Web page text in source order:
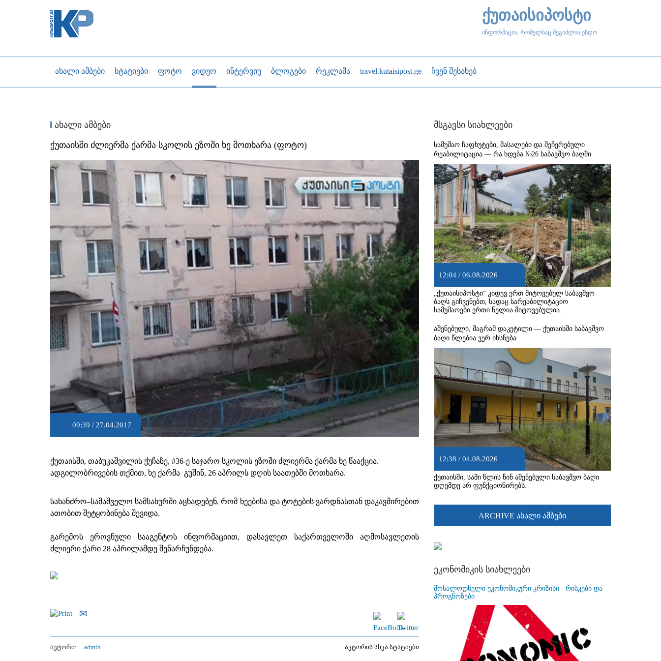
ქუთაისიპოსტი
ინფორმაცია, რომელსაც შეგიძლია ენდო
ახალი ამბები სტატიები ფოტო ვიდეო ინტერვიუ ბლოგები რეკლამა travel.kutaisipost.ge ჩვენ შესახებ
ახალი ამბები
ქუთაისში ძლიერმა ქარმა სკოლის ეზოში ხე მოთხარა (ფოტო)
09:39 / 27.04.2017
ქუთაისში, თაბუკაშვილის ქუჩაზე, #36-ე საჯარო სკოლის ეზოში ძლიერმა ქარმა ხე წააქცია.
ადგილობრივების თქმით, ხე ქარმა გუშინ, 26 აპრილს დღის საათებში მოთხარა.
სახანძრო–სამაშველო სამსახურში აცხადებენ, რომ ხეებისა და ტოტების ვარდნასთან დაკავშირებით
ათობით შეტყობინება შევიდა.
გარემოს ეროვნული სააგენტოს ინფორმაციით, დასავლეთ საქართველოში აღმოსავლეთის
ძლიერი ქარი 28 აპრილამდე შენარჩუნდება.
ავტორი: admin ავტორის სხვა სტატიები
მსგავსი სიახლეები
სამუშაო ჩაფხუტები, მასალები და შეჩერებული
რეაბილიტაცია — რა ხდება №26 საბავშვო ბაღში
12:04 / 06.08.2026
„ქუთაისიპოსტი“ კიდევ ერთ მიტოვებულ საბავშვო
ბაღს გიჩვენებთ, სადაც სარეაბილიტაციო
სამუშაოები ერთი წელია მიტოვებულია.
აშენებული, მაგრამ დაკეტილი — ქუთაისში საბავშვო
ბაღი წლებია ვერ იხსნება
12:38 / 04.08.2026
ქუთაისში, სამი წლის წინ აშენებული საბავშვო ბაღი
დღემდე არ ფუნქციონირებს.
ARCHIVE ახალი ამბები
ეკონომიკის სიახლეები
მოსალოდნელი ეკონომიკური კრიზისი - რისკები და
პროგნოზები